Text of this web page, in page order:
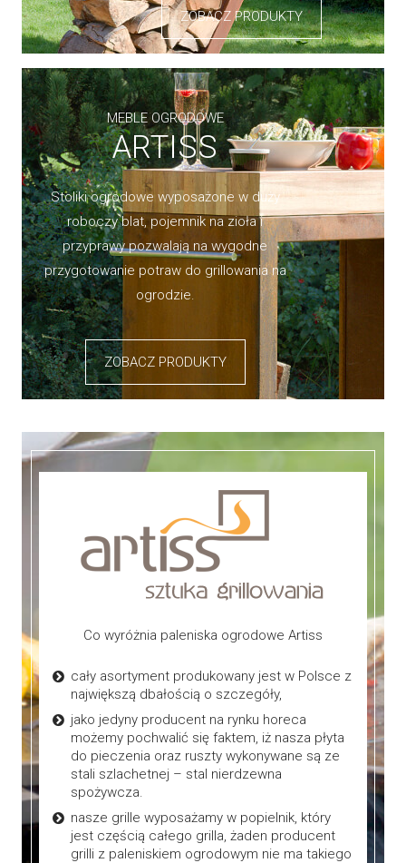
ZOBACZ PRODUKTY
MEBLE OGRODOWE
ARTISS
Stoliki ogrodowe wyposażone w duży
roboczy blat, pojemnik na zioła i
przyprawy pozwalają na wygodne
przygotowanie potraw do grillowania na
ogrodzie.
ZOBACZ PRODUKTY
Co wyróżnia paleniska ogrodowe Artiss
cały asortyment produkowany jest w Polsce z
największą dbałością o szczegóły,
jako jedyny producent na rynku horeca
możemy pochwalić się faktem, iż nasza płyta
do pieczenia oraz ruszty wykonywane są ze
stali szlachetnej – stal nierdzewna
spożywcza.
nasze grille wyposażamy w popielnik, który
jest częścią całego grilla, żaden producent
grilli z paleniskiem ogrodowym nie ma takiego